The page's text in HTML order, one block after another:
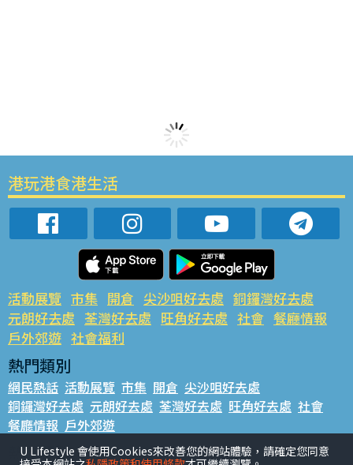
港玩港食港生活
活動展覽 市集 開倉 尖沙咀好去處 銅鑼灣好去處
元朗好去處 荃灣好去處 旺角好去處 社會 餐廳情報
戶外郊遊 社會福利
熱門類別
網民熱話 活動展覽 市集 開倉 尖沙咀好去處
銅鑼灣好去處 元朗好去處 荃灣好去處 旺角好去處 社會
餐廳情報 戶外郊遊
熱門標籤
U Lifestyle 會使用Cookies來改善您的網站體驗，請確定您同意